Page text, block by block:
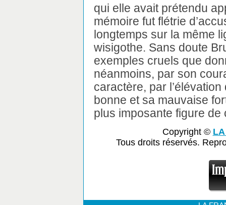
qui elle avait prétendu
mémoire fut flétrie
longtemps sur la même
wisigothe. Sans doute
exemples cruels que
néanmoins, par son
caractère, par
bonne et sa mauvaise
plus imposante figure de
Copyright ©
Tous droits réservés.